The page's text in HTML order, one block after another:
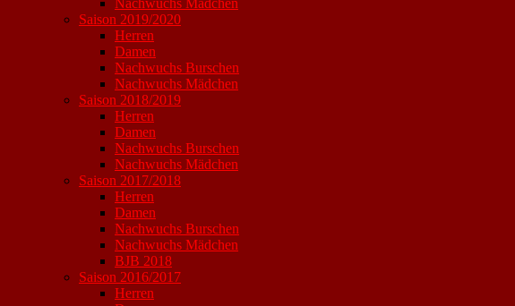
Nachwuchs Mädchen
Saison 2019/2020
Herren
Damen
Nachwuchs Burschen
Nachwuchs Mädchen
Saison 2018/2019
Herren
Damen
Nachwuchs Burschen
Nachwuchs Mädchen
Saison 2017/2018
Herren
Damen
Nachwuchs Burschen
Nachwuchs Mädchen
BJB 2018
Saison 2016/2017
Herren